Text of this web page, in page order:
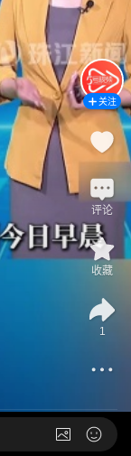
关注
评论
收藏
1